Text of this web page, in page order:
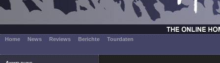
Home News Reviews Berichte Tourdaten